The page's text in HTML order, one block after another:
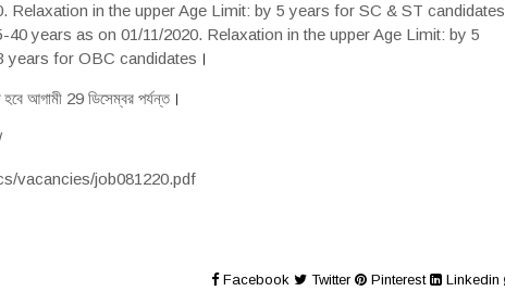
Relaxation in the upper Age Limit: by 5 years for SC & ST candidates
years as on 01/11/2020. Relaxation in the upper Age Limit: by 5
years for OBC candidates ।
আগামী 29 ডিসেম্বর পর্যন্ত।
vacancies/job081220.pdf
Facebook Twitter Pinterest Linkedin